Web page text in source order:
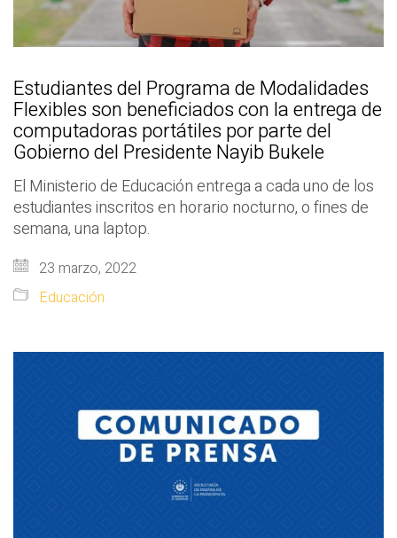
Estudiantes del Programa de Modalidades
Flexibles son beneficiados con la entrega de
computadoras portátiles por parte del
Gobierno del Presidente Nayib Bukele
El Ministerio de Educación entrega a cada uno de los
estudiantes inscritos en horario nocturno, o fines de
semana, una laptop.
23 marzo, 2022
Educación